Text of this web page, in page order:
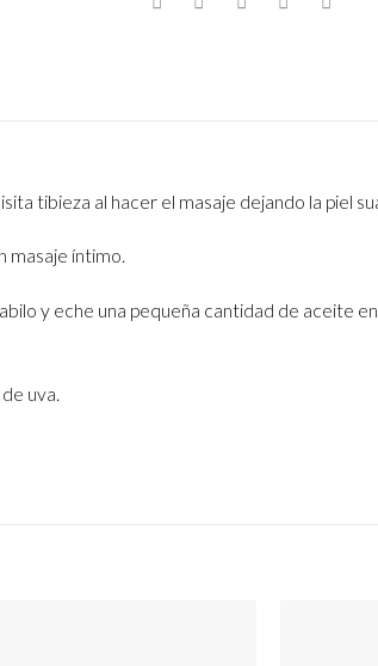
tibieza al hacer el masaje dejando la piel
masaje íntimo.
y eche una pequeña cantidad de aceite
uva.